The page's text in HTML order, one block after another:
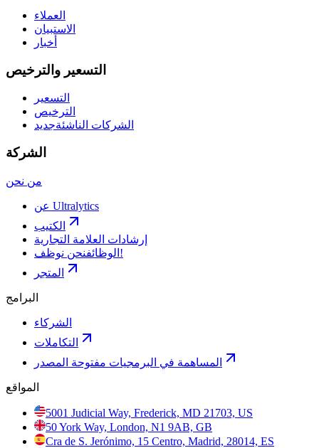
العملاء
الاستبيان
أخبار
التسعير والترخيص
التسعير
الترخيص
الشركات الناشئةجديد
الشركة
من نحن
عن Ultralytics
الكتيب
إرشادات العلامة التجارية
الوظائف نحن نوظف!
المتجر
البرامج
الشركاء
التكاملات
المساهمة في البرمجيات مفتوحة المصدر
المواقع
5001 Judicial Way, Frederick, MD 21703, US
50 York Way, London, N1 9AB, GB
Cra de S. Jerónimo, 15 Centro, Madrid, 28014, ES